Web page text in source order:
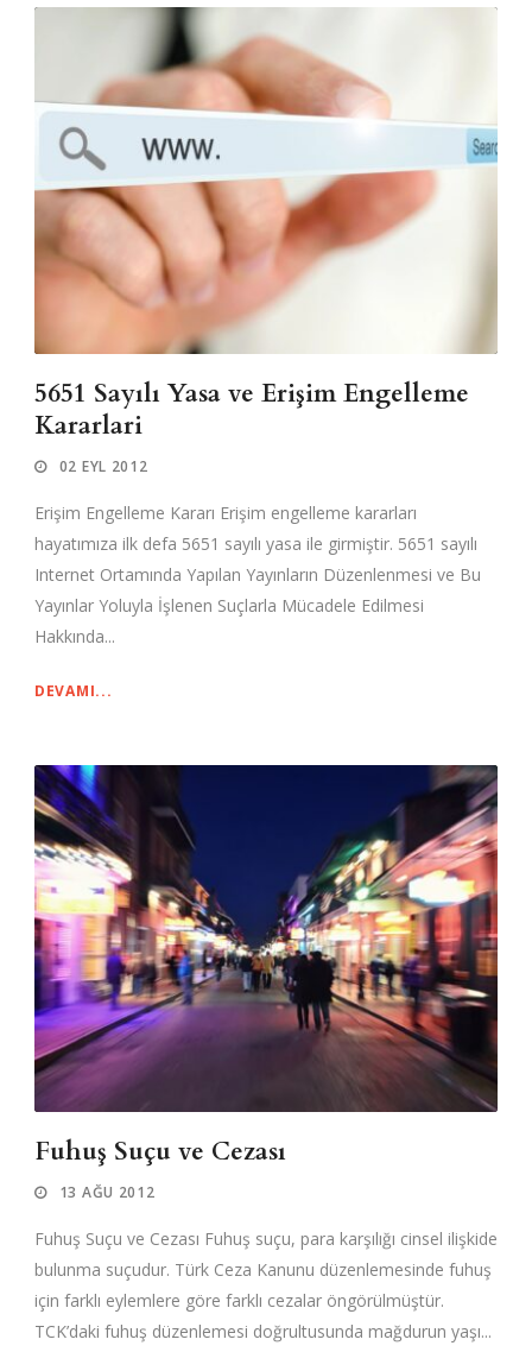
5651 Sayılı Yasa ve Erişim Engelleme
Kararlari
02 EYL 2012
Erişim Engelleme Kararı Erişim engelleme kararları
hayatımıza ilk defa 5651 sayılı yasa ile girmiştir. 5651 sayılı
Internet Ortamında Yapılan Yayınların Düzenlenmesi ve Bu
Yayınlar Yoluyla İşlenen Suçlarla Mücadele Edilmesi
Hakkında...
DEVAMI...
Fuhuş Suçu ve Cezası
13 AĞU 2012
Fuhuş Suçu ve Cezası Fuhuş suçu, para karşılığı cinsel ilişkide
bulunma suçudur. Türk Ceza Kanunu düzenlemesinde fuhuş
için farklı eylemlere göre farklı cezalar öngörülmüştür.
TCK’daki fuhuş düzenlemesi doğrultusunda mağdurun yaşı...